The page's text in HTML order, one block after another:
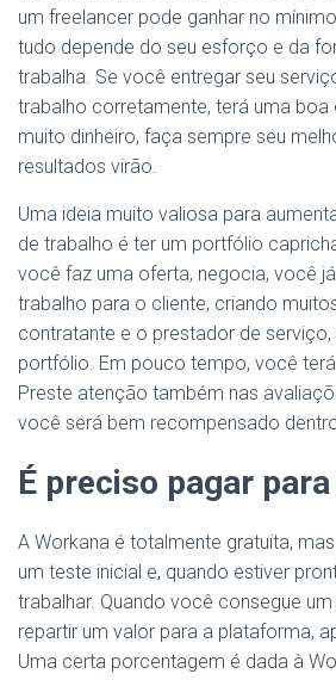
um freelancer pode ganhar no
tudo depende do seu esforço e da
trabalha. Se você entregar seu
trabalho corretamente, terá uma boa
muito dinheiro, faça sempre seu
resultados virão.
Uma ideia muito valiosa para
de trabalho é ter um portfólio
você faz uma oferta, negocia, você
trabalho para o cliente, criando
contratante e o prestador de
portfólio. Em pouco tempo, você
Preste atenção também nas
você será bem recompensado
É preciso pagar
A Workana é totalmente gratuita,
um teste inicial e, quando estiver
trabalhar. Quando você consegue
repartir um valor para a plataforma,
Uma certa porcentagem é dada à